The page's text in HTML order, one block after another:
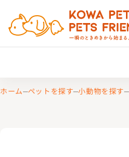
ホーム ペットを探す 小動物を探す